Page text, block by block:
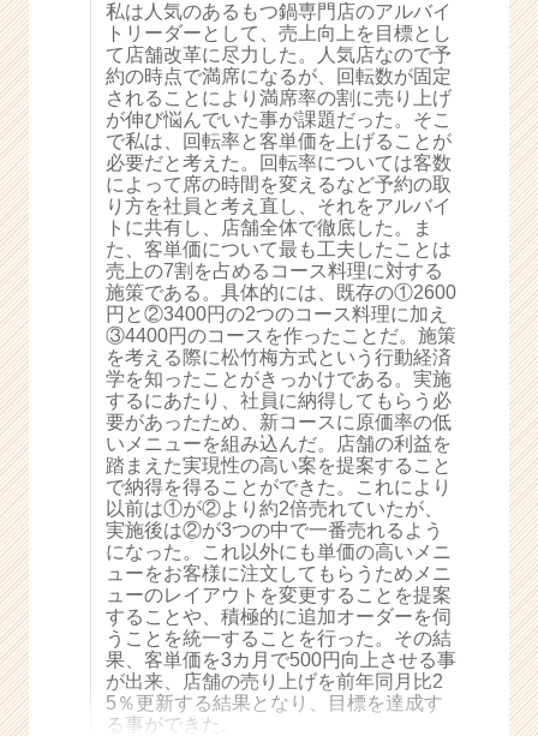
届
く
就
活
サ
イ
ト
チ
ア
キ
ャ
リ
ア
（C
h
e
e
r
C
a
r
e
e
r）
私は人気のあるもつ鍋専門店のアルバイ
トリーダーとして、売上向上を目標とし
て店舗改革に尽力した。人気店なので予
約の時点で満席になるが、回転数が固定
されることにより満席率の割に売り上げ
が伸び悩んでいた事が課題だった。そこ
で私は、回転率と客単価を上げることが
必要だと考えた。回転率については客数
によって席の時間を変えるなど予約の取
り方を社員と考え直し、それをアルバイ
トに共有し、店舗全体で徹底した。ま
た、客単価について最も工夫したことは
売上の7割を占めるコース料理に対する
施策である。具体的には、既存の①2600
円と②3400円の2つのコース料理に加え
③4400円のコースを作ったことだ。施策
を考える際に松竹梅方式という行動経済
学を知ったことがきっかけである。実施
するにあたり、社員に納得してもらう必
要があったため、新コースに原価率の低
いメニューを組み込んだ。店舗の利益を
踏まえた実現性の高い案を提案すること
で納得を得ることができた。これにより
以前は①が②より約2倍売れていたが、
実施後は②が3つの中で一番売れるよう
になった。これ以外にも単価の高いメニ
ューをお客様に注文してもらうためメニ
ューのレイアウトを変更することを提案
することや、積極的に追加オーダーを伺
うことを統一することを行った。その結
果、客単価を3カ月で500円向上させる事
が出来、店舗の売り上げを前年同月比2
5％更新する結果となり、目標を達成す
る事ができた。